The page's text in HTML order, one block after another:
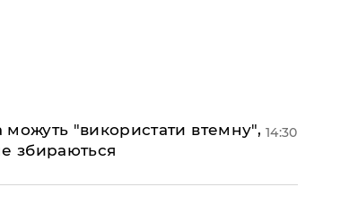
"використати втемну",
збираються
14:30